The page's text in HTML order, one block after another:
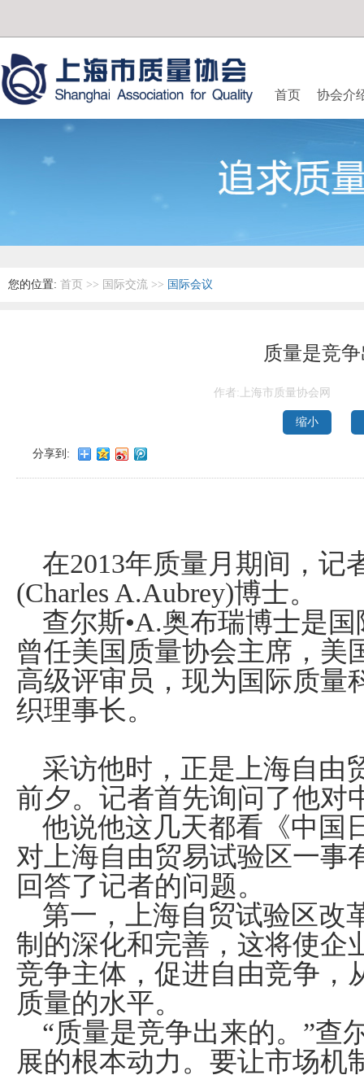
首页 协会介
您的位置: 首页 >> 国际交流 >> 国际会议
质量是竞
作者:上海市质量协会网
缩小
分享到:
在2013年质量月期间，记
(Charles A.Aubrey)博士。
查尔斯•A.奥布瑞博士是
曾任美国质量协会主席，美
高级评审员，现为国际质量
织理事长。
采访他时，正是上海自由
前夕。记者首先询问了他对
他说他这几天都看《中国
对上海自由贸易试验区一事
回答了记者的问题。
第一，上海自贸试验区改
制的深化和完善，这将使企
竞争主体，促进自由竞争，
质量的水平。
“质量是竞争出来的。”查
展的根本动力。要让市场机